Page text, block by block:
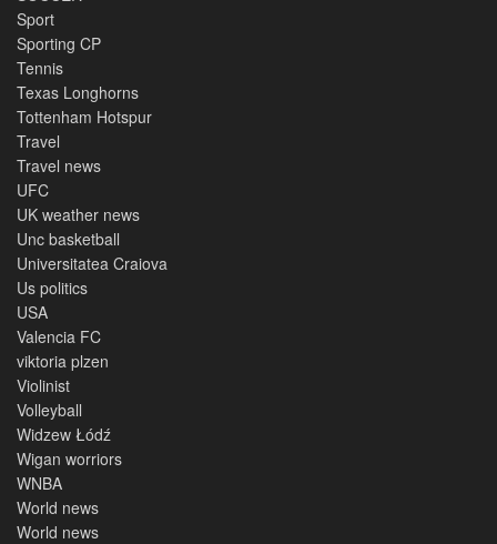
Sport
Sporting CP
Tennis
Texas Longhorns
Tottenham Hotspur
Travel
Travel news
UFC
UK weather news
Unc basketball
Universitatea Craiova
Us politics
USA
Valencia FC
viktoria plzen
Violinist
Volleyball
Widzew Łódź
Wigan worriors
WNBA
World news
World news